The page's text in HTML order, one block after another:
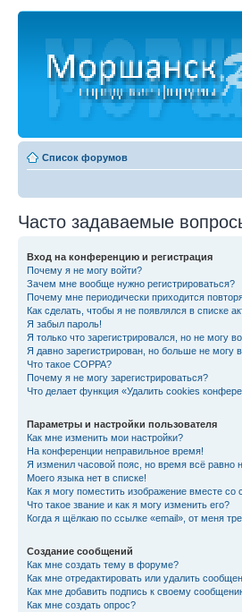
Список форумов
Часто задаваемые
Вход на конференцию и регистрация
Почему я не могу войти?
Зачем мне вообще нужно регистрироваться?
Почему мне периодически приходится
Как сделать, чтобы я не появлялся в списке
Я забыл пароль!
Я только что зарегистрировался, но не могу
Я давно зарегистрирован, но больше не могу
Что такое COPPA?
Почему я не могу зарегистрироваться?
Что делает функция «Удалить cookies
Параметры и настройки пользователя
Как мне изменить мои настройки?
На конференции неправильное время!
Я изменил часовой пояс, но время всё равно
Моего языка нет в списке!
Как я могу поместить изображение вместе
Что такое звание и как я могу изменить его?
Когда я щёлкаю по ссылке «email», от меня
Создание сообщений
Как мне создать тему в форуме?
Как мне отредактировать или удалить
Как мне добавить подпись к своему
Как мне создать опрос?